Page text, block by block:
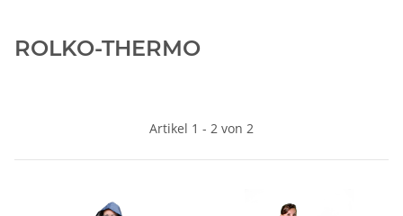
ROLKO-THERMO
Artikel 1 - 2 von 2